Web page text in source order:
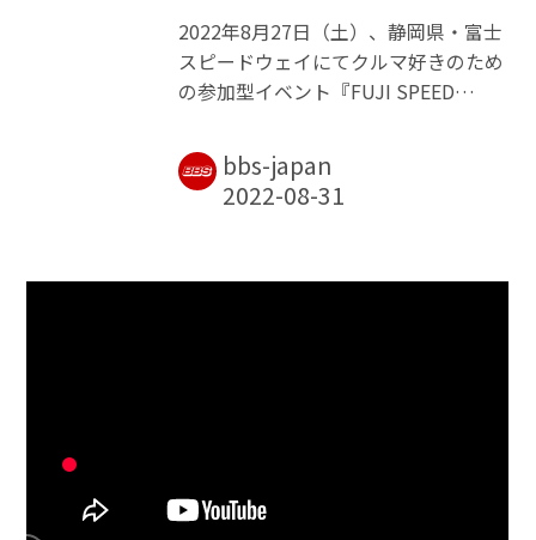
2022年8月27日（土）、静岡県・富士
スピードウェイにてクルマ好きのため
の参加型イベント『FUJI SPEED
ベントにはBBS JAPANも出展し、
TANZO CLUB会員様50組100名を招待
した会員限定イベント『TANZO CLUB
bbs-japan